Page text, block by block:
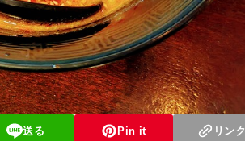
送る Pin it リンク